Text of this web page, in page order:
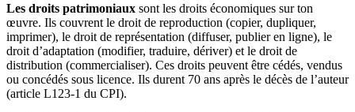
Les droits patrimoniaux sont les droits économiques sur ton
œuvre. Ils couvrent le droit de reproduction (copier, dupliquer,
imprimer), le droit de représentation (diffuser, publier en ligne), le
droit d’adaptation (modifier, traduire, dériver) et le droit de
distribution (commercialiser). Ces droits peuvent être cédés, vendus
ou concédés sous licence. Ils durent 70 ans après le décès de l’auteur
(article L123-1 du CPI).